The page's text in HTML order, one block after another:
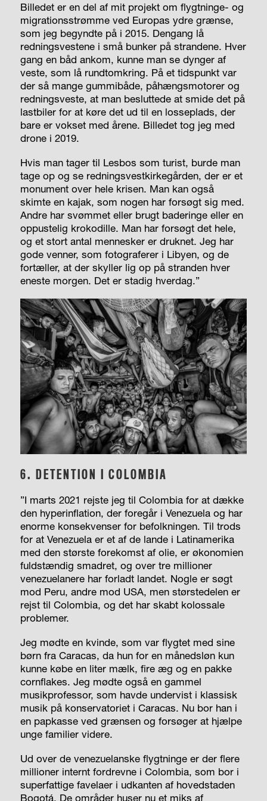
Billedet er en del af mit projekt om flygtninge- og
migrationsstrømme ved Europas ydre grænse,
som jeg begyndte på i 2015. Dengang lå
redningsvestene i små bunker på strandene. Hver
gang en båd ankom, kunne man se dynger af
veste, som lå rundt­omkring. På et tidspunkt var
der så mange gummibåde, påhængsmotorer og
redningsveste, at man besluttede at smide det på
lastbiler for at køre det ud til en losseplads, der
bare er vokset med årene. Billedet tog jeg med
drone i 2019.
Hvis man tager til Lesbos som turist, burde man
tage op og se redningsvestkirkegården, der er et
monument over hele krisen. Man kan også
skimte en kajak, som nogen har forsøgt sig med.
Andre har svømmet eller brugt baderinge eller en
oppustelig krokodille. Man har forsøgt det hele,
og et stort antal mennesker er druknet. Jeg har
gode venner, som fotograferer i Libyen, og de
fortæller, at der skyller lig op på stranden hver
eneste morgen. Det er stadig hverdag.”
6. DETENTION I COLOMBIA
”I marts 2021 rejste jeg til Colombia for at dække
den hyper­inflation, der foregår i Venezuela og har
enorme konsekvenser for befolkningen. Til trods
for at Venezuela er et af de lande i Latinamerika
med den største forekomst af olie, er økonomien
fuldstændig smadret, og over tre millioner
venezue­lanere har forladt landet. Nogle er søgt
mod Peru, andre mod USA, men størstedelen er
rejst til Colombia, og det har skabt kolossale
problemer.
Jeg mødte en kvinde, som var flygtet med sine
børn fra Caracas, da hun for en månedsløn kun
kunne købe en liter mælk, fire æg og en pakke
cornflakes. Jeg mødte også en gammel
musikprofessor, som havde undervist i klassisk
musik på konservatoriet i Caracas. Nu bor han i
en papkasse ved grænsen og forsøger at hjælpe
unge familier videre.
Ud over de venezuelanske flygtninge er der flere
millioner internt fordrevne i Colombia, som bor i
superfattige favelaer i udkanten af hovedstaden
Bogotá. De områder huser nu et miks af